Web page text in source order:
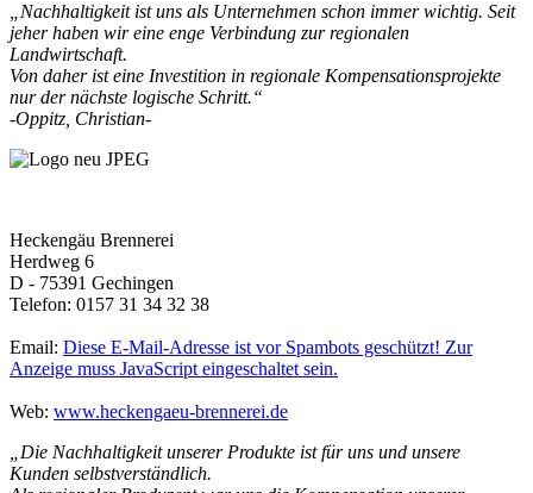
„Nachhaltigkeit ist uns als Unternehmen schon immer wichtig. Seit
jeher haben wir eine enge Verbindung zur regionalen
Landwirtschaft.
Von daher ist eine Investition in regionale Kompensationsprojekte
nur der nächste logische Schritt.“
-Oppitz, Christian-
Heckengäu Brennerei
Herdweg 6
D - 75391 Gechingen
Telefon: 0157 31 34 32 38
Email: Diese E-Mail-Adresse ist vor Spambots geschützt! Zur
Anzeige muss JavaScript eingeschaltet sein.
Web: www.heckengaeu-brennerei.de
„Die Nachhaltigkeit unserer Produkte ist für uns und unsere
Kunden selbstverständlich.